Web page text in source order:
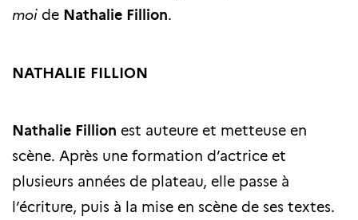
moi de Nathalie Fillion.
NATHALIE FILLION
Nathalie Fillion est auteure et metteuse en
scène. Après une formation d’actrice et
plusieurs années de plateau, elle passe à
l’écriture, puis à la mise en scène de ses textes.